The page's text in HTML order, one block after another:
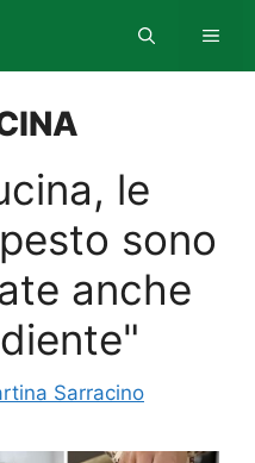
le
sono
anche
Sarracino